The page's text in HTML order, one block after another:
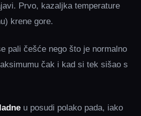
Prvo, kazaljka temperature
krene gore.
pali češće nego što je normalno
čak i kad si tek sišao s
u posudi polako pada, iako